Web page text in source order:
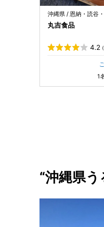
沖縄県 / 恩納・読谷
丸吉食品
4.2
“沖縄県